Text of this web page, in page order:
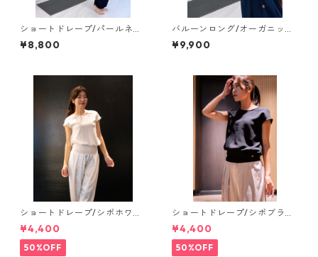
ショートドレープ/パールネイ
ビー【tops】
¥8,800
バルーンロング/オーガニック
コットンホワイト【tops】
¥9,900
ショートドレープ/シボホワイ
ト【tops】
¥4,400
50%OFF
ショートドレープ/シボブラッ
ク【tops】
¥4,400
50%OFF